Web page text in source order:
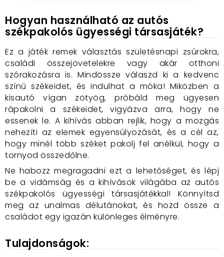
Hogyan használható az autós
székpakolós ügyességi társasjáték?
Ez a játék remek választás születésnapi zsúrokra,
családi összejövetelekre vagy akár otthoni
szórakozásra is. Mindössze válaszd ki a kedvenc
színű székeidet, és indulhat a móka! Miközben a
kisautó vígan zötyög, próbáld meg ügyesen
rápakolni a székeidet, vigyázva arra, hogy ne
essenek le. A kihívás abban rejlik, hogy a mozgás
nehezíti az elemek egyensúlyozását, és a cél az,
hogy minél több széket pakolj fel anélkül, hogy a
tornyod összedőlne.
Ne habozz megragadni ezt a lehetőséget, és lépj
be a vidámság és a kihívások világába az autós
székpakolós ügyességi társasjátékkal! Könnyítsd
meg az unalmas délutánokat, és hozd össze a
családot egy igazán különleges élményre.
Tulajdonságok: